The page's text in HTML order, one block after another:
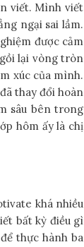
viết. Mình viết
ngại sai lầm.
được cảm
lại vòng tròn
xúc của mình.
thay đổi hoàn
sâu bên trong
hôm ấy là chị
khá nhiều
bất kỳ điều gì
thực hành ba